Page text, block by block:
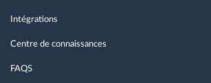
Intégrations
Centre de connaissances
FAQS